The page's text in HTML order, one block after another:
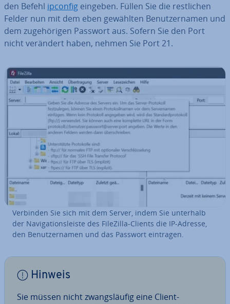
den Befehl ipconfig eingeben. Füllen Sie die rest­li­chen
Felder nun mit dem eben gewählten Be­nut­zer­na­men und
dem zu­ge­hö­ri­gen Passwort aus. Sofern Sie den Port
nicht verändert haben, nehmen Sie Port 21.
Verbinden Sie sich mit dem Server, indem Sie unterhalb
der Na­vi­ga­ti­ons­leis­te des FileZilla-Clients die IP-Adresse,
den Be­nut­zer­na­men und das Passwort eintragen.
Hinweis
Sie müssen nicht zwangs­läu­fig eine Client-